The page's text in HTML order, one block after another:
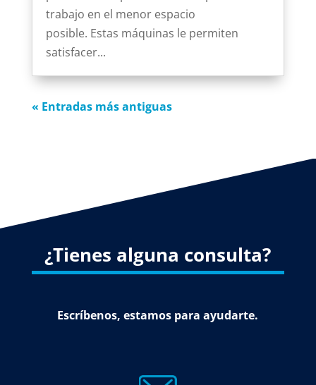
trabajo en el menor espacio
posible. Estas máquinas le permiten
satisfacer...
« Entradas más antiguas
¿Tienes alguna consulta?
Escríbenos, estamos para ayudarte.